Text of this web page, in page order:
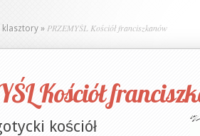
klasztory » PRZEMYŚL Kościół franciszkanów
Kościół
kościół